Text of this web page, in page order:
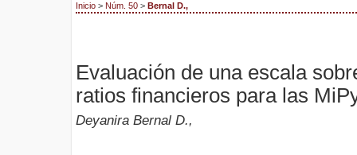
Inicio > Núm. 50 > Bernal D.,
Evaluación de una escala
ratios financieros para las
Deyanira Bernal D.,